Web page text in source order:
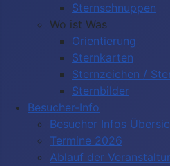
Sternschnuppen
Wo ist Was
Orientierung
Sternkarten
Sternzeichen /
Sternbilder
Besucher-Info
Besucher Infos
Termine 2026
Ablauf der